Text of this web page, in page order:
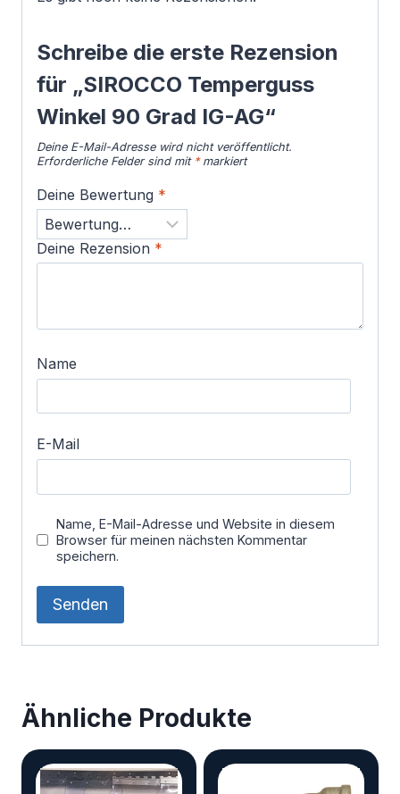
Schreibe die erste Rezension
für „SIROCCO Temperguss
Winkel 90 Grad IG-AG“
Deine E-Mail-Adresse wird nicht veröffentlicht.
Erforderliche Felder sind mit *markiert
Deine Bewertung *
Deine Rezension *
Name
E-Mail
Name, E-Mail-Adresse und Website in diesem
Browser für meinen nächsten Kommentar
speichern.
Ähnliche Produkte